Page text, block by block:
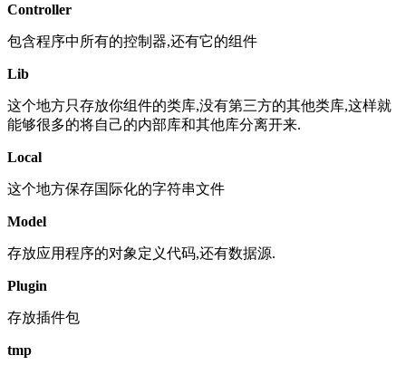
Controller
包含程序中所有的控制器,还有它的组件
Lib
这个地方只存放你组件的类库,没有第三方的其他类库,这样就
能够很多的将自己的内部库和其他库分离开来.
Local
这个地方保存国际化的字符串文件
Model
存放应用程序的对象定义代码,还有数据源.
Plugin
存放插件包
tmp